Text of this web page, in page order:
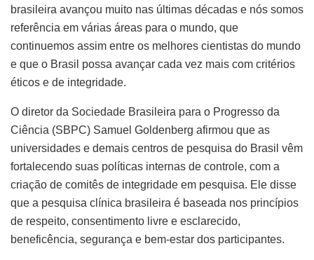
brasileira avançou muito nas últimas décadas e nós somos
referência em várias áreas para o mundo, que
continuemos assim entre os melhores cientistas do mundo
e que o Brasil possa avançar cada vez mais com critérios
éticos e de integridade.
O diretor da Sociedade Brasileira para o Progresso da
Ciência (SBPC) Samuel Goldenberg afirmou que as
universidades e demais centros de pesquisa do Brasil vêm
fortalecendo suas políticas internas de controle, com a
criação de comitês de integridade em pesquisa. Ele disse
que a pesquisa clínica brasileira é baseada nos princípios
de respeito, consentimento livre e esclarecido,
beneficência, segurança e bem-estar dos participantes.